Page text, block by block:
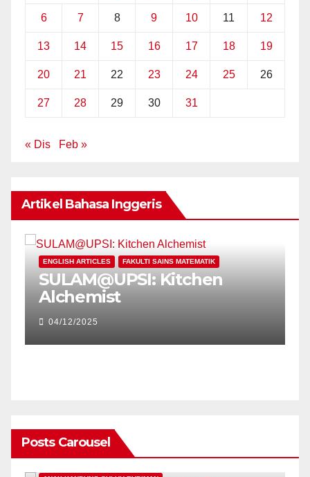
6 7 8 9 10 11 12
13 14 15 16 17 18 19
20 21 22 23 24 25 26
27 28 29 30 31
« Dis Feb »
Artikel Bahasa Inggeris
ENGLISH ARTICLES FAKULTI SAINS MATEMATIK
SULAM@UPSI: Kitchen
Alchemist
04/12/2025
Posts Carousel